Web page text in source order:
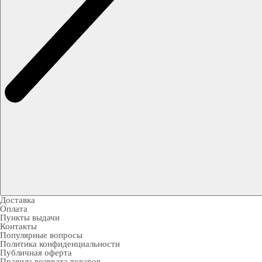
Доставка
Оплата
Пункты выдачи
Контакты
Популярные вопросы
Политика конфиденциальности
Публичная оферта